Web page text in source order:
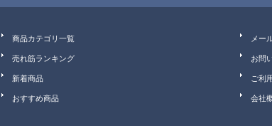
商品カテゴリ一覧
売れ筋ランキング
新着商品
おすすめ商品
メー
お問
ご利
会社